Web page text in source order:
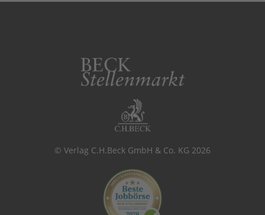
© Verlag C.H.Beck GmbH & Co. KG 2026